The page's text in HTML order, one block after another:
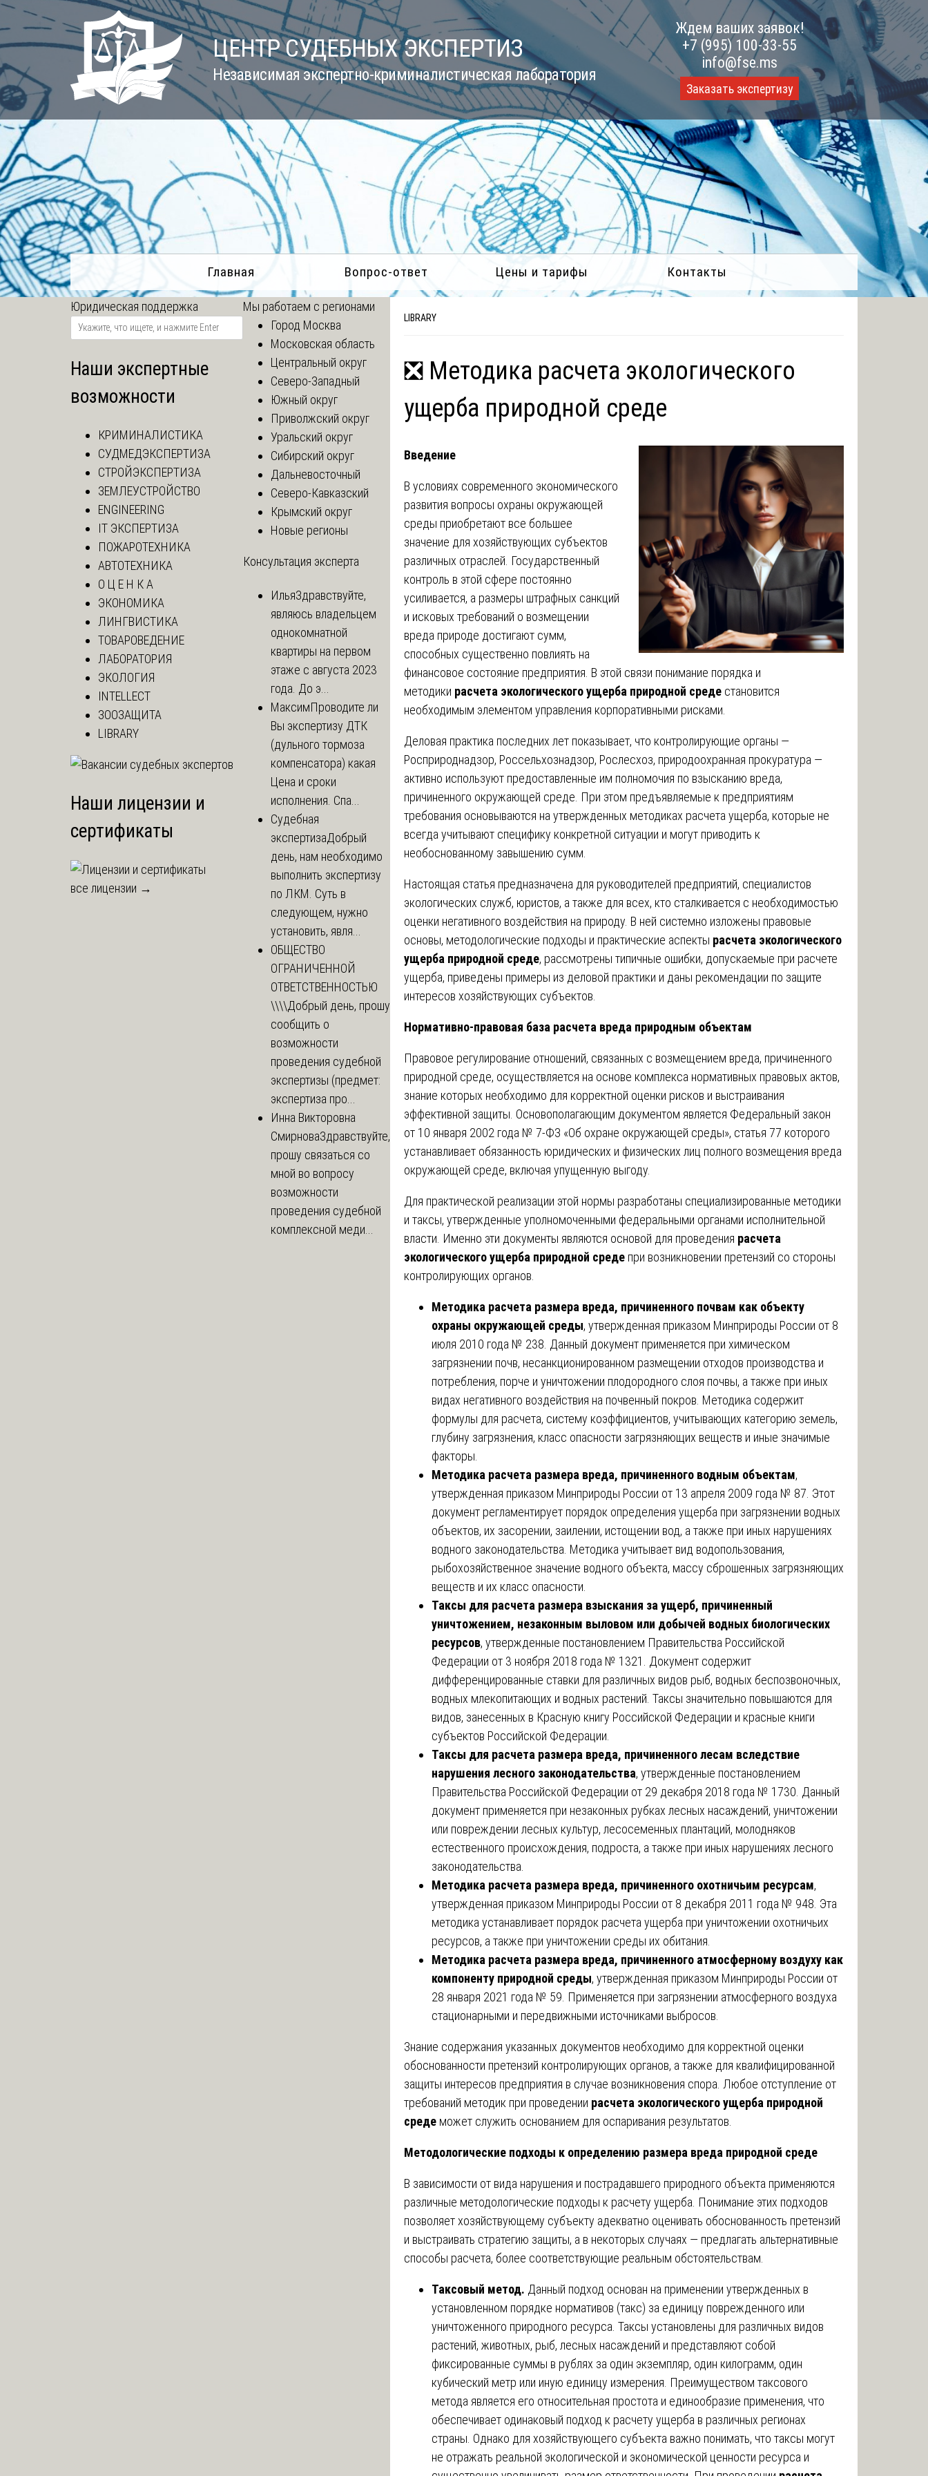
Skip
to
content
ЦЕНТР СУДЕБНЫХ ЭКСПЕРТИЗ
Независимая экспертно-криминалистическая лаборатория
Ждем ваших заявок!
+7 (995) 100-33-55
info@fse.ms
Заказать экспертизу
Главная Вопрос-ответ Цены и тарифы Контакты
LIBRARY
❎ Методика расчета экологического
ущерба природной среде
Введение
В условиях современного экономического
развития вопросы охраны окружающей
среды приобретают все большее
значение для хозяйствующих субъектов
различных отраслей. Государственный
контроль в этой сфере постоянно
усиливается, а размеры штрафных санкций
и исковых требований о возмещении
вреда природе достигают сумм,
способных существенно повлиять на
финансовое состояние предприятия. В этой связи понимание порядка и
методики расчета экологического ущерба природной среде становится
необходимым элементом управления корпоративными рисками.
Деловая практика последних лет показывает, что контролирующие органы —
Росприроднадзор, Россельхознадзор, Рослесхоз, природоохранная прокуратура —
активно используют предоставленные им полномочия по взысканию вреда,
причиненного окружающей среде. При этом предъявляемые к предприятиям
требования основываются на утвержденных методиках расчета ущерба, которые не
всегда учитывают специфику конкретной ситуации и могут приводить к
необоснованному завышению сумм.
Настоящая статья предназначена для руководителей предприятий, специалистов
экологических служб, юристов, а также для всех, кто сталкивается с необходимостью
оценки негативного воздействия на природу. В ней системно изложены правовые
основы, методологические подходы и практические аспекты расчета экологического
ущерба природной среде, рассмотрены типичные ошибки, допускаемые при расчете
ущерба, приведены примеры из деловой практики и даны рекомендации по защите
интересов хозяйствующих субъектов.
Нормативно-правовая база расчета вреда природным объектам
Правовое регулирование отношений, связанных с возмещением вреда, причиненного
природной среде, осуществляется на основе комплекса нормативных правовых актов,
знание которых необходимо для корректной оценки рисков и выстраивания
эффективной защиты. Основополагающим документом является Федеральный закон
от 10 января 2002 года № 7-ФЗ «Об охране окружающей среды», статья 77 которого
устанавливает обязанность юридических и физических лиц полного возмещения вреда
окружающей среде, включая упущенную выгоду.
Для практической реализации этой нормы разработаны специализированные методики
и таксы, утвержденные уполномоченными федеральными органами исполнительной
власти. Именно эти документы являются основой для проведения расчета
экологического ущерба природной среде при возникновении претензий со стороны
контролирующих органов.
Методика расчета размера вреда, причиненного почвам как объекту
охраны окружающей среды, утвержденная приказом Минприроды России от 8
июля 2010 года № 238. Данный документ применяется при химическом
загрязнении почв, несанкционированном размещении отходов производства и
потребления, порче и уничтожении плодородного слоя почвы, а также при иных
видах негативного воздействия на почвенный покров. Методика содержит
формулы для расчета, систему коэффициентов, учитывающих категорию земель,
глубину загрязнения, класс опасности загрязняющих веществ и иные значимые
факторы.
Методика расчета размера вреда, причиненного водным объектам,
утвержденная приказом Минприроды России от 13 апреля 2009 года № 87. Этот
документ регламентирует порядок определения ущерба при загрязнении водных
объектов, их засорении, заилении, истощении вод, а также при иных нарушениях
водного законодательства. Методика учитывает вид водопользования,
рыбохозяйственное значение водного объекта, массу сброшенных загрязняющих
веществ и их класс опасности.
Таксы для расчета размера взыскания за ущерб, причиненный
уничтожением, незаконным выловом или добычей водных биологических
ресурсов, утвержденные постановлением Правительства Российской
Федерации от 3 ноября 2018 года № 1321. Документ содержит
дифференцированные ставки для различных видов рыб, водных беспозвоночных,
водных млекопитающих и водных растений. Таксы значительно повышаются для
видов, занесенных в Красную книгу Российской Федерации и красные книги
субъектов Российской Федерации.
Таксы для расчета размера вреда, причиненного лесам вследствие
нарушения лесного законодательства, утвержденные постановлением
Правительства Российской Федерации от 29 декабря 2018 года № 1730. Данный
документ применяется при незаконных рубках лесных насаждений, уничтожении
или повреждении лесных культур, лесосеменных плантаций, молодняков
естественного происхождения, подроста, а также при иных нарушениях лесного
законодательства.
Методика расчета размера вреда, причиненного охотничьим ресурсам,
утвержденная приказом Минприроды России от 8 декабря 2011 года № 948. Эта
методика устанавливает порядок расчета ущерба при уничтожении охотничьих
ресурсов, а также при уничтожении среды их обитания.
Методика расчета размера вреда, причиненного атмосферному воздуху как
компоненту природной среды, утвержденная приказом Минприроды России от
28 января 2021 года № 59. Применяется при загрязнении атмосферного воздуха
стационарными и передвижными источниками выбросов.
Знание содержания указанных документов необходимо для корректной оценки
обоснованности претензий контролирующих органов, а также для квалифицированной
защиты интересов предприятия в случае возникновения спора. Любое отступление от
требований методик при проведении расчета экологического ущерба природной
среде может служить основанием для оспаривания результатов.
Методологические подходы к определению размера вреда природной среде
В зависимости от вида нарушения и пострадавшего природного объекта применяются
различные методологические подходы к расчету ущерба. Понимание этих подходов
позволяет хозяйствующему субъекту адекватно оценивать обоснованность претензий
и выстраивать стратегию защиты, а в некоторых случаях — предлагать альтернативные
способы расчета, более соответствующие реальным обстоятельствам.
Таксовый метод. Данный подход основан на применении утвержденных в
установленном порядке нормативов (такс) за единицу поврежденного или
уничтоженного природного ресурса. Таксы установлены для различных видов
растений, животных, рыб, лесных насаждений и представляют собой
фиксированные суммы в рублях за один экземпляр, один килограмм, один
кубический метр или иную единицу измерения. Преимуществом таксового
метода является его относительная простота и единообразие применения, что
обеспечивает одинаковый подход к расчету ущерба в различных регионах
страны. Однако для хозяйствующего субъекта важно понимать, что таксы могут
не отражать реальной экологической и экономической ценности ресурса и
Юридическая поддержка
Наши экспертные
возможности
КРИМИНАЛИСТИКА
СУДМЕДЭКСПЕРТИЗА
СТРОЙЭКСПЕРТИЗА
ЗЕМЛЕУСТРОЙСТВО
ENGINEERING
IT ЭКСПЕРТИЗА
ПОЖАРОТЕХНИКА
АВТОТЕХНИКА
О Ц Е Н К А
ЭКОНОМИКА
ЛИНГВИСТИКА
ТОВАРОВЕДЕНИЕ
ЛАБОРАТОРИЯ
ЭКОЛОГИЯ
INTELLECT
ЗООЗАЩИТА
LIBRARY
Наши лицензии и
сертификаты
все лицензии →
Мы работаем с регионами
Город Москва
Московская область
Центральный округ
Северо-Западный
Южный округ
Приволжский округ
Уральский округ
Сибирский округ
Дальневосточный
Северо-Кавказский
Крымский округ
Новые регионы
Консультация эксперта
ИльяЗдравствуйте,
являюсь владельцем
однокомнатной
квартиры на первом
этаже с августа 2023
года. До э...
МаксимПроводите ли
Вы экспертизу ДТК
(дульного тормоза
компенсатора) какая
Цена и сроки
исполнения. Спа...
Судебная
экспертизаДобрый
день, нам необходимо
выполнить экспертизу
по ЛКМ. Суть в
следующем, нужно
установить, явля...
ОБЩЕСТВО
ОГРАНИЧЕННОЙ
ОТВЕТСТВЕННОСТЬЮ
\\\\Добрый день, прошу
сообщить о
возможности
проведения судебной
экспертизы (предмет:
экспертиза про...
Инна Викторовна
СмирноваЗдравствуйте,
прошу связаться со
мной во вопросу
возможности
проведения судебной
комплексной меди...